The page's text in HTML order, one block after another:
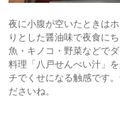
夜に小腹が空いたときは
りとした醤油味で夜食に
魚・キノコ・野菜などで
料理「八戸せんべい汁」
チでくせになる触感です
ださいね。